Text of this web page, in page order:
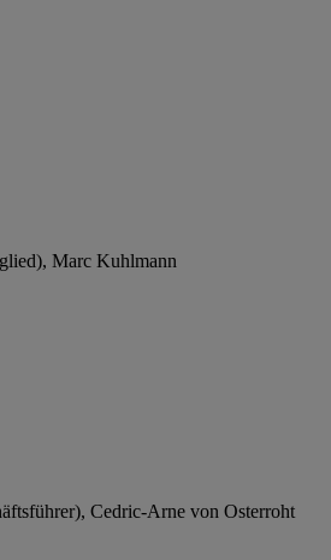
Marc Kuhlmann
Cedric-Arne von Osterroht